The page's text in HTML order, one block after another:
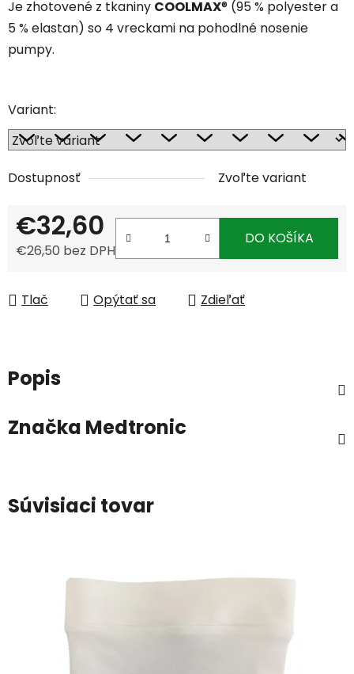
Je zhotovené z tkaniny COOLMAX® (95 % polyester a
5 % elastan) so 4 vreckami na pohodlné nosenie
pumpy.
Variant:
Dostupnosť Zvoľte variant
€32,60
€26,50 bez DPH
DO KOŠÍKA
Tlač Opýtať sa Zdieľať
Popis
Značka Medtronic
Súvisiaci tovar